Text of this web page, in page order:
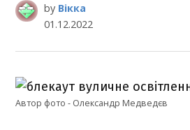
by Вікка
01.12.2022
Автор фото - Олександр Медведєв